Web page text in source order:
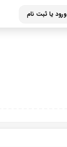
ورود یا ثبت نام